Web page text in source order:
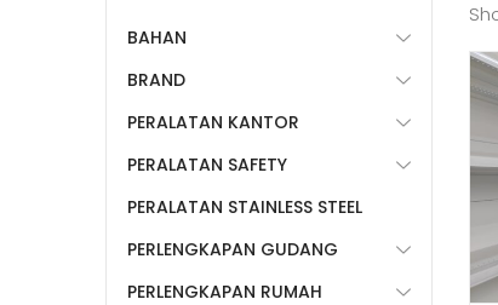
BAHAN
BRAND
PERALATAN KANTOR
PERALATAN SAFETY
PERALATAN STAINLESS STEEL
PERLENGKAPAN GUDANG
PERLENGKAPAN RUMAH